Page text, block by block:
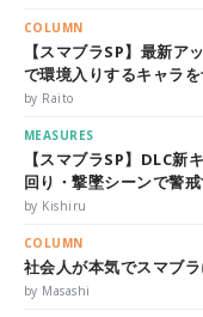
COLUMN
【スマブラSP】最新
で環境入りするキャラ
by Raito
MEASURES
【スマブラSP】DLC
回り・撃墜シーンで警
by Kishiru
COLUMN
社会人が本気でスマブ
by Masashi